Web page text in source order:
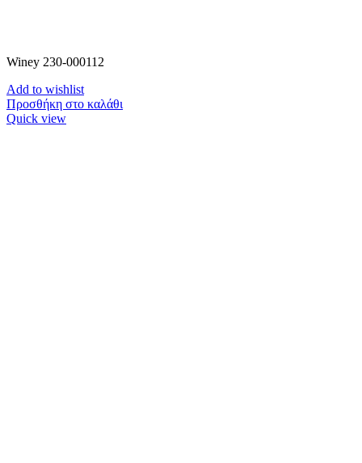
Winey 230-000112
Add to wishlist
Προσθήκη στο καλάθι
Quick view